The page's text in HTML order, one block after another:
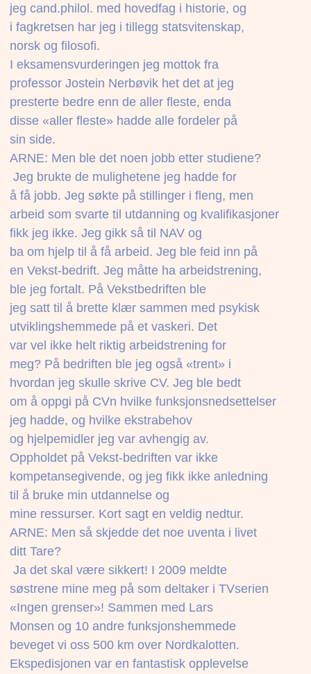
jeg cand.philol. med hovedfag i historie, og
i fagkretsen har jeg i tillegg statsvitenskap,
norsk og filosofi.
I eksamensvurderingen jeg mottok fra
professor Jostein Nerbøvik het det at jeg
presterte bedre enn de aller fleste, enda
disse «aller fleste» hadde alle fordeler på
sin side.
ARNE: Men ble det noen jobb etter studiene?
 Jeg brukte de mulighetene jeg hadde for
å få jobb. Jeg søkte på stillinger i fleng, men
arbeid som svarte til utdanning og kvalifikasjoner
fikk jeg ikke. Jeg gikk så til NAV og
ba om hjelp til å få arbeid. Jeg ble feid inn på
en Vekst-bedrift. Jeg måtte ha arbeidstrening,
ble jeg fortalt. På Vekstbedriften ble
jeg satt til å brette klær sammen med psykisk
utviklingshemmede på et vaskeri. Det
var vel ikke helt riktig arbeidstrening for
meg? På bedriften ble jeg også «trent» i
hvordan jeg skulle skrive CV. Jeg ble bedt
om å oppgi på CVn hvilke funksjonsnedsettelser
jeg hadde, og hvilke ekstrabehov
og hjelpemidler jeg var avhengig av.
Oppholdet på Vekst-bedriften var ikke
kompetansegivende, og jeg fikk ikke anledning
til å bruke min utdannelse og
mine ressurser. Kort sagt en veldig nedtur.
ARNE: Men så skjedde det noe uventa i livet
ditt Tare?
 Ja det skal være sikkert! I 2009 meldte
søstrene mine meg på som deltaker i TVserien
«Ingen grenser»! Sammen med Lars
Monsen og 10 andre funksjonshemmede
beveget vi oss 500 km over Nordkalotten.
Ekspedisjonen var en fantastisk opplevelse